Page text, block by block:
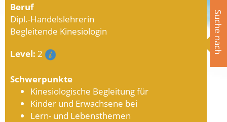
Suche nach
Beruf
Dipl.-Handelslehrerin
Begleitende Kinesiologin
Level: 2
Schwerpunkte
Kinesiologische Begleitung für
Kinder und Erwachsene bei
Lern- und Lebensthemen